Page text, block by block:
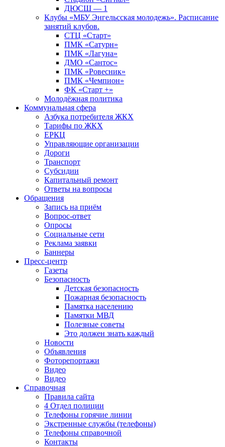
ДЮСШ — 1
Клубы «МБУ Энгельсская молодежь». Расписание
занятий клубов.
СТЦ «Старт»
ПМК «Сатурн»
ПМК «Лагуна»
ДМО «Сантос»
ПМК «Ровесник»
ПМК «Чемпион»
ФК «Старт +»
Молодёжная политика
Коммунальная сфера
Азбука потребителя ЖКХ
Тарифы по ЖКХ
ЕРКЦ
Управляющие организации
Дороги
Транспорт
Субсидии
Капитальный ремонт
Ответы на вопросы
Обращения
Запись на приём
Вопрос-ответ
Опросы
Социальные сети
Реклама заявки
Баннеры
Пресс-центр
Газеты
Безопасность
Детская безопасность
Пожарная безопасность
Памятка населению
Памятки МВД
Полезные советы
Это должен знать каждый
Новости
Объявления
Фоторепортажи
Видео
Видео
Справочная
Правила сайта
4 Отдел полиции
Телефоны горячие линии
Экстренные службы (телефоны)
Телефоны справочной
Контакты